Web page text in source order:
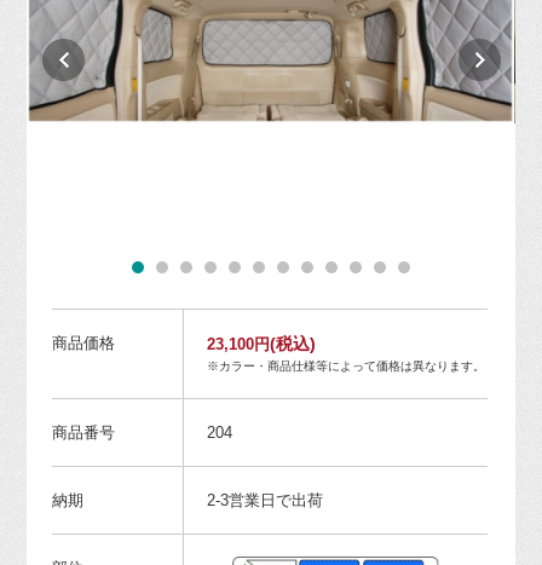
商品価格 23,100円(税込)
※カラー・商品仕様等によって価格は異なります。
商品番号 204
納期 2-3営業日で出荷